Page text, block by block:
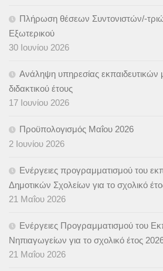
Πλήρωση θέσεων Συντονιστών/-
Εξωτερικού
30 Ιουνίου 2026
Ανάληψη υπηρεσίας εκπαιδευτικών
διδακτικού έτους
17 Ιουνίου 2026
Προϋπολογισμός Μαΐου 2026
2 Ιουνίου 2026
Ενέργειες προγραμματισμού του
Δημοτικών Σχολείων για το σχολικό
21 Μαΐου 2026
Ενέργειες Προγραμματισμού του
Νηπιαγωγείων για το σχολικό έτος
21 Μαΐου 2026